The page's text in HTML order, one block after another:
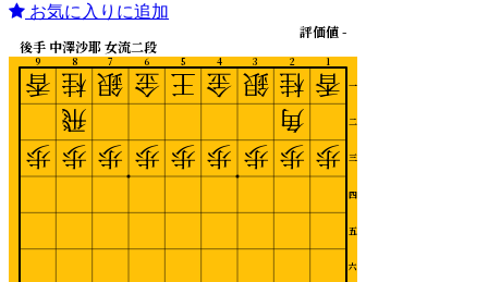
お気に入りに追加
1
2
3
4
5
6
7
8
9
一
二
三
四
五
六
後手 中澤沙耶 女流二段
評価値 -
香
歩
桂
角
歩
銀
歩
金
歩
王
歩
金
歩
銀
歩
桂
飛
歩
香
歩